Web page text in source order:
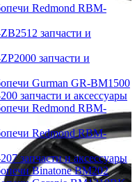
Redmond RBM-
запчасти и
запчасти и
Gurman GR-BM1500
запчасти и аксессуары
Redmond RBM-
Redmond RBM-
запчасти и аксессуары
Binatone BM202